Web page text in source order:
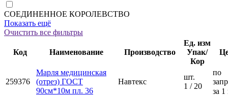
СОЕДИНЕННОЕ КОРОЛЕВСТВО
Показать ещё
Очистить все фильтры
Код Наименование Производство
Ед. изм
Упак/
Кор
259376
Марля медицинская
(отрез) ГОСТ
90см*10м пл. 36
Навтекс
шт.
1 / 20
по
за